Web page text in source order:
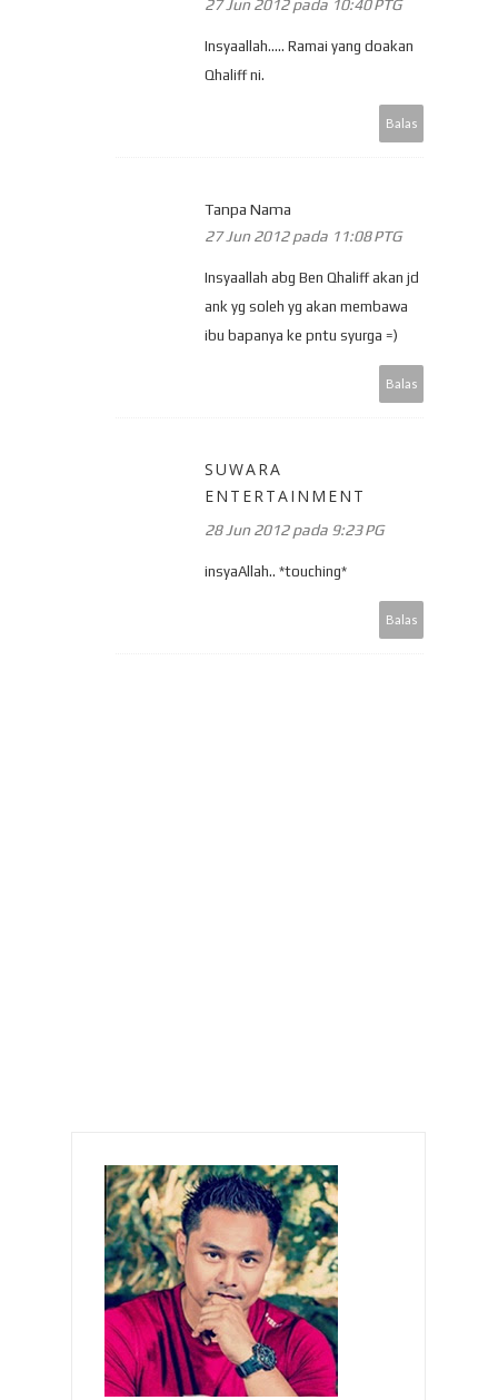
27 Jun 2012 pada 10:40 PTG
Insyaallah..... Ramai yang doakan
Qhaliff ni.
Balas
Tanpa Nama
27 Jun 2012 pada 11:08 PTG
Insyaallah abg Ben Qhaliff akan jd
ank yg soleh yg akan membawa
ibu bapanya ke pntu syurga =)
Balas
SUWARA
ENTERTAINMENT
28 Jun 2012 pada 9:23 PG
insyaAllah.. *touching*
Balas